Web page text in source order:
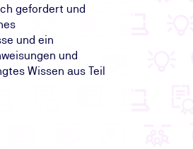
gefordert und
und ein
und
Wissen aus Teil